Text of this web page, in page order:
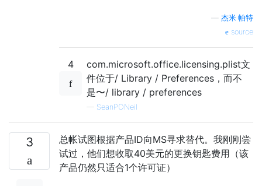
杰米·帕特
source
4
com.microsoft.office.licensing.plist文
件位于/ Library / Preferences，而不
是〜/ library / preferences
— SeanPONeil
3
总帐试图根据产品ID向MS寻求替代。我刚刚尝
试过，他们想收取40美元的更换钥匙费用（该
产品仍然只适合1个许可证）